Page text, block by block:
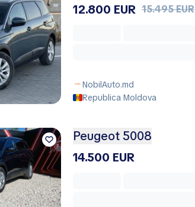
12.800 EUR 15.495 EUR
NobilAuto.md
Republica Moldova
Peugeot 5008
14.500 EUR